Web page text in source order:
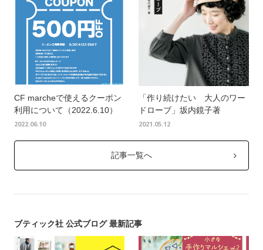
CF marcheで使えるクーポン
利用について（2022.6.10）
2022.06.10
「作り続けたい 大人のワー
ドローブ」坂内鏡子著
2021.05.12
記事一覧へ
ブティック社 公式ブログ 最新記事